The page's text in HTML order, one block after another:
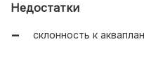
Недостатки
склонность к